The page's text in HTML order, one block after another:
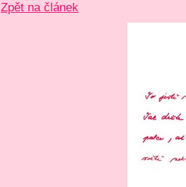
Zpět na článek